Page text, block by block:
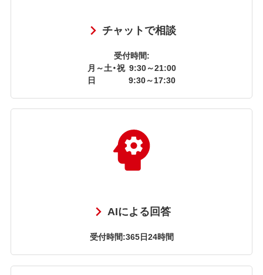
チャットで相談
受付時間:
月～土・祝 9:30～21:00
日
9:30～17:30
AIによる回答
受付時間:365日24時間